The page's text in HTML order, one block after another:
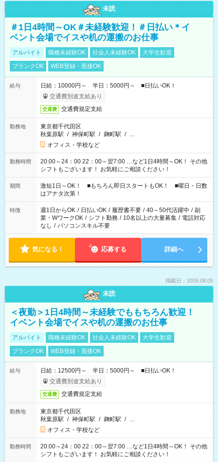
未読
＃1日4時間～OK＃未経験歓迎！＃日払い＊イ
ベント会場でイスや机の運搬のお仕事
アルバイト 職種未経験OK 社会人未経験OK
大学生歓迎
ブランクOK
WEB登録・面接OK
給与
日給：10000円～ 半日：5000円～ ■日払いOK！
交通費別途支給あり
交通費 交通費規定支給
勤務地
東京都千代田区
秋葉原駅 / 神保町駅 / 麹町駅 / …
オフィス・学校など
勤務時間
20:00～24：00 22：00～翌7:00 …など1日4時間～OK！ その他
シフトもございます！ お気軽にご相談ください！
期間
激短1日～OK！ ■もちろん即日スタートもOK！ ■曜日・日数
はアナタ次第！
特徴 週1日からOK / 日払いOK / 履歴書不要 / 40～50代活躍中 / 副
業・WワークOK / シフト勤務 / 10名以上の大量募集 / 電話対応
なし / パソコンスキル不要
気になる！ 応募する 詳細へ
掲載日：2026.08.05
未読
＜夜勤＞1日4時間～未経験でももちろん歓迎！
イベント会場でイスや机の運搬のお仕事
アルバイト 職種未経験OK 社会人未経験OK
大学生歓迎
ブランクOK
WEB登録・面接OK
給与
日給：12500円～ 半日：5000円～ ■日払いOK！
交通費別途支給あり
交通費 交通費規定支給
勤務地
東京都千代田区
秋葉原駅 / 神保町駅 / 麹町駅 / …
オフィス・学校など
勤務時間
20:00～24：00 22：00～翌7:00 …など1日4時間～OK！ その他
シフトもございます！ お気軽にご相談ください！